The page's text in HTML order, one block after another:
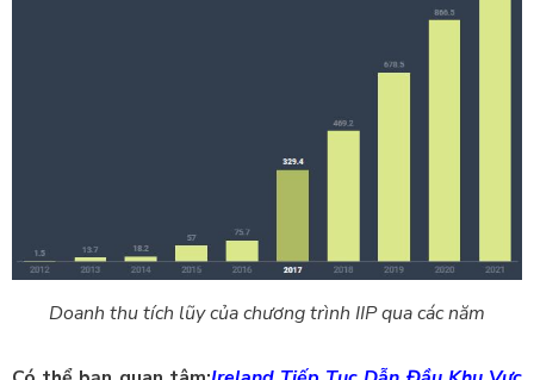
Doanh thu tích lũy của chương trình IIP qua các năm